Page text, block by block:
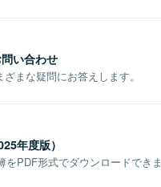
い合わせ
まな疑問にお答えします。
年度版）
をPDF形式でダウンロードできま